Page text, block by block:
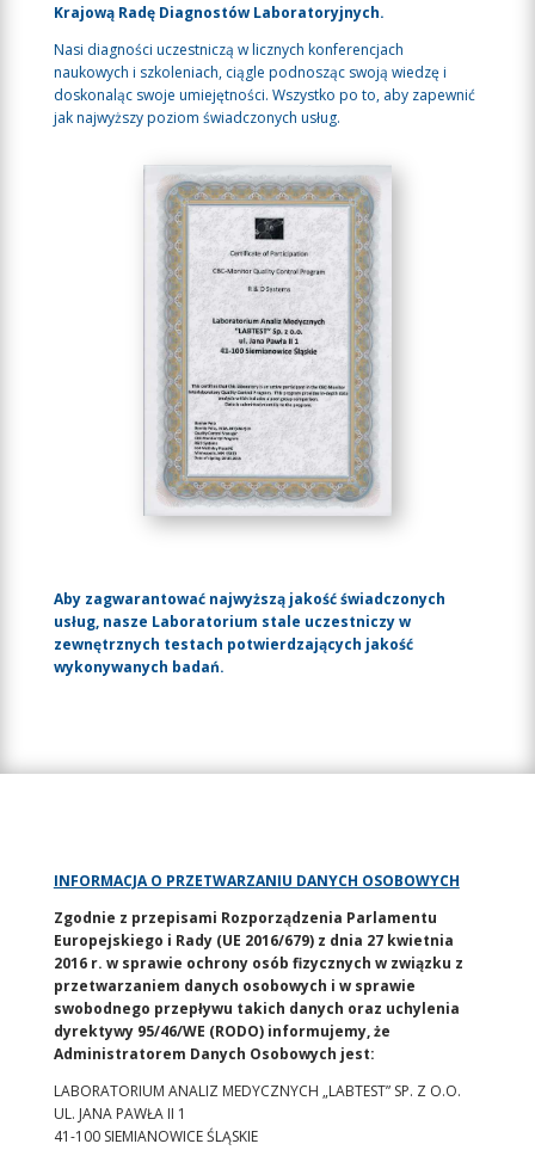
Krajową Radę Diagnostów Laboratoryjnych.
Nasi diagności uczestniczą w licznych konferencjach
naukowych i szkoleniach, ciągle podnosząc swoją wiedzę i
doskonaląc swoje umiejętności. Wszystko po to, aby zapewnić
jak najwyższy poziom świadczonych usług.
Aby zagwarantować najwyższą jakość świadczonych
usług, nasze Laboratorium stale uczestniczy w
zewnętrznych testach potwierdzających jakość
wykonywanych badań.
INFORMACJA O PRZETWARZANIU DANYCH OSOBOWYCH
Zgodnie z przepisami Rozporządzenia Parlamentu
Europejskiego i Rady (UE 2016/679) z dnia 27 kwietnia
2016 r. w sprawie ochrony osób fizycznych w związku z
przetwarzaniem danych osobowych i w sprawie
swobodnego przepływu takich danych oraz uchylenia
dyrektywy 95/46/WE (RODO) informujemy, że
Administratorem Danych Osobowych jest:
LABORATORIUM ANALIZ MEDYCZNYCH „LABTEST” SP. Z O.O.
UL. JANA PAWŁA II 1
41-100 SIEMIANOWICE ŚLĄSKIE